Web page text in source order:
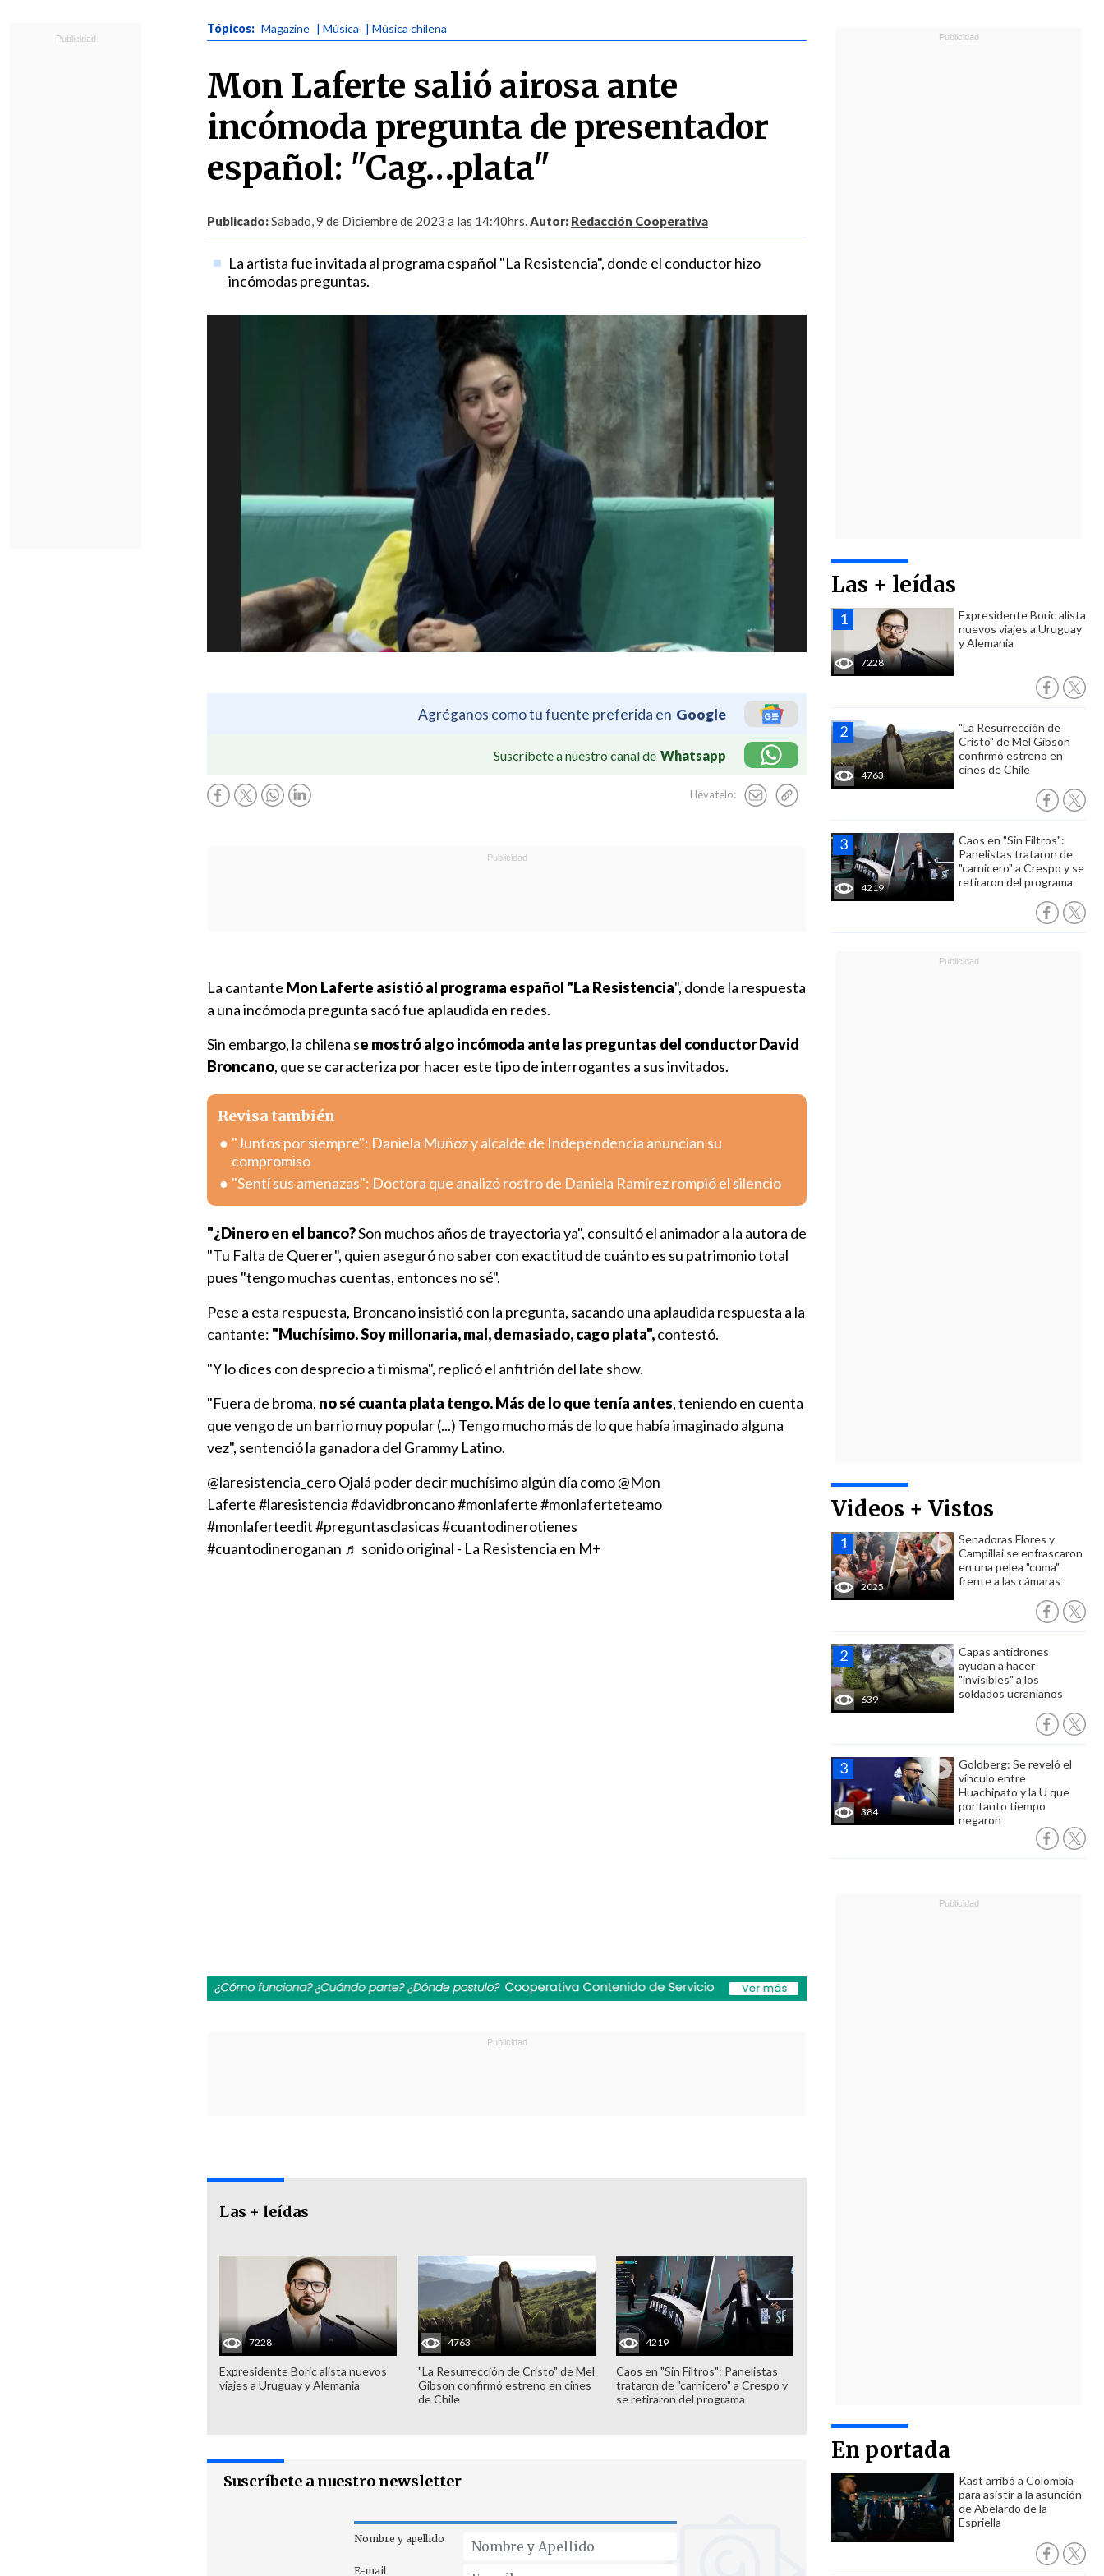
Tópicos: Magazine | Música | Música chilena
Mon Laferte salió airosa ante
incómoda pregunta de presentador
español: "Cag…plata"
Publicado:Sabado, 9 de Diciembre de 2023 a las 14:40hrs.Autor: Redacción Cooperativa
La artista fue invitada al programa español "La Resistencia", donde el conductor hizo
incómodas preguntas.
Agréganos como tu fuente preferida en Google
Suscríbete a nuestro canal de Whatsapp
Llévatelo:
Las + leídas
7228
Expresidente Boric alista
nuevos viajes a Uruguay
y Alemania
4763
"La Resurrección de
Cristo" de Mel Gibson
confirmó estreno en
cines de Chile
4219
Caos en "Sin Filtros":
Panelistas trataron de
"carnicero" a Crespo y se
retiraron del programa
Videos + Vistos
2025
Senadoras Flores y
Campillai se enfrascaron
en una pelea "cuma"
frente a las cámaras
639
Capas antidrones
ayudan a hacer
"invisibles" a los
soldados ucranianos
384
Goldberg: Se reveló el
vínculo entre
Huachipato y la U que
por tanto tiempo
negaron
En portada
Kast arribó a Colombia
para asistir a la asunción
de Abelardo de la
Espriella
La cantante Mon Laferte asistió al programa español "La Resistencia", donde la respuesta
a una incómoda pregunta sacó fue aplaudida en redes.
Sin embargo, la chilena se mostró algo incómoda ante las preguntas del conductor David
Broncano, que se caracteriza por hacer este tipo de interrogantes a sus invitados.
Revisa también
"Juntos por siempre": Daniela Muñoz y alcalde de Independencia anuncian su
compromiso
"Sentí sus amenazas": Doctora que analizó rostro de Daniela Ramírez rompió el silencio
"¿Dinero en el banco?Son muchos años de trayectoria ya", consultó el animador a la autora de
"Tu Falta de Querer", quien aseguró no saber con exactitud de cuánto es su patrimonio total
pues "tengo muchas cuentas, entonces no sé".
Pese a esta respuesta, Broncano insistió con la pregunta, sacando una aplaudida respuesta a la
cantante: "Muchísimo. Soy millonaria, mal, demasiado, cago plata",contestó.
"Y lo dices con desprecio a ti misma", replicó el anfitrión del late show.
"Fuera de broma, no sé cuanta plata tengo. Más de lo que tenía antes, teniendo en cuenta
que vengo de un barrio muy popular (...) Tengo mucho más de lo que había imaginado alguna
vez", sentenció la ganadora del Grammy Latino.
@laresistencia_ceroOjalá poder decir muchísimo algún día como @Mon
Laferte#laresistencia#davidbroncano#monlaferte#monlaferteteamo
#monlaferteedit#preguntasclasicas#cuantodinerotienes
#cuantodineroganan ♬ sonido original - La Resistencia en M+
Las + leídas
7228
Expresidente Boric alista nuevos
viajes a Uruguay y Alemania
4763
"La Resurrección de Cristo" de Mel
Gibson confirmó estreno en cines
de Chile
4219
Caos en "Sin Filtros": Panelistas
trataron de "carnicero" a Crespo y
se retiraron del programa
Suscríbete a nuestro newsletter
Nombre y apellido
E-mail